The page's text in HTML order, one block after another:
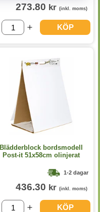
273.80 kr (inkl. moms)
KÖP
Blädderblock bordsmodell
Post-it 51x58cm olinjerat
1-2 dagar
436.30 kr (inkl. moms)
KÖP